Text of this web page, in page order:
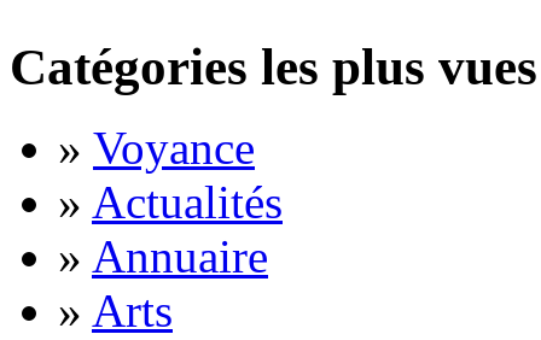
Catégories les plus vues
» Voyance
» Actualités
» Annuaire
» Arts